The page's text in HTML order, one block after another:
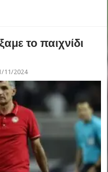
το παιχνίδι
11/2024